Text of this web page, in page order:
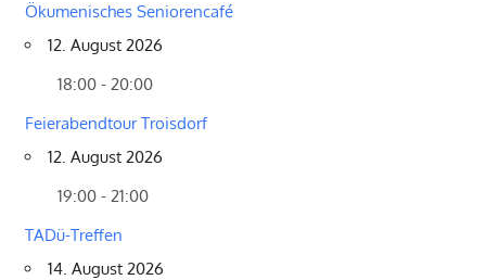
Ökumenisches Seniorencafé
12. August 2026
18:00 - 20:00
Feierabendtour Troisdorf
12. August 2026
19:00 - 21:00
TADü-Treffen
14. August 2026